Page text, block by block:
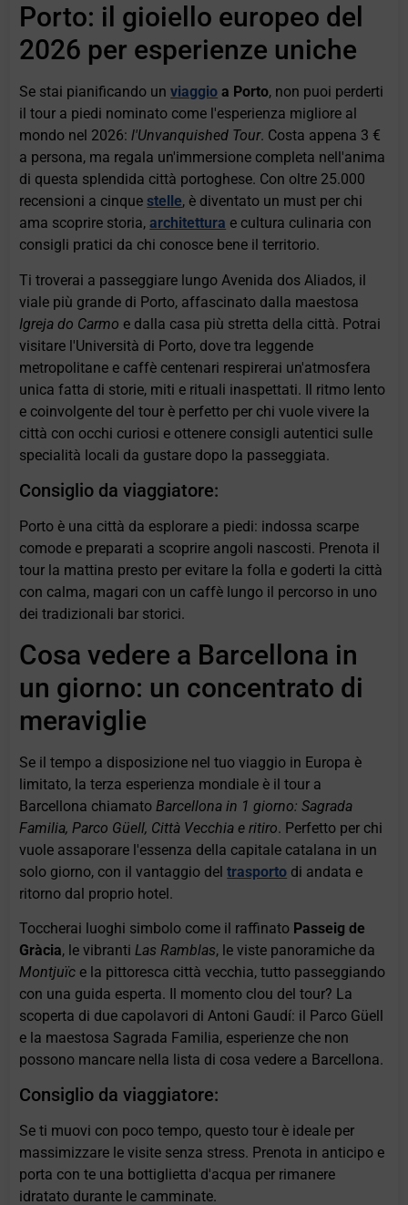
Porto: il gioiello europeo del
2026 per esperienze uniche
Se stai pianificando unviaggio a Porto, non puoi perderti
il tour a piedi nominato come l'esperienza migliore al
mondo nel 2026:l'Unvanquished Tour. Costa appena 3 €
a persona, ma regala un'immersione completa nell'anima
di questa splendida città portoghese. Con oltre 25.000
recensioni a cinquestelle, è diventato un must per chi
ama scoprire storia,architettura e cultura culinaria con
consigli pratici da chi conosce bene il territorio.
Ti troverai a passeggiare lungo Avenida dos Aliados, il
viale più grande di Porto, affascinato dalla maestosa
Igreja do Carmo e dalla casa più stretta della città. Potrai
visitare l'Università di Porto, dove tra leggende
metropolitane e caffè centenari respirerai un'atmosfera
unica fatta di storie, miti e rituali inaspettati. Il ritmo lento
e coinvolgente del tour è perfetto per chi vuole vivere la
città con occhi curiosi e ottenere consigli autentici sulle
specialità locali da gustare dopo la passeggiata.
Consiglio da viaggiatore:
Porto è una città da esplorare a piedi: indossa scarpe
comode e preparati a scoprire angoli nascosti. Prenota il
tour la mattina presto per evitare la folla e goderti la città
con calma, magari con un caffè lungo il percorso in uno
dei tradizionali bar storici.
Cosa vedere a Barcellona in
un giorno: un concentrato di
meraviglie
Se il tempo a disposizione nel tuo viaggio in Europa è
limitato, la terza esperienza mondiale è il tour a
Barcellona chiamato Barcellona in 1 giorno: Sagrada
Familia, Parco Güell, Città Vecchia e ritiro. Perfetto per chi
vuole assaporare l'essenza della capitale catalana in un
solo giorno, con il vantaggio deltrasporto di andata e
ritorno dal proprio hotel.
Toccherai luoghi simbolo come il raffinato Passeig de
Gràcia, le vibrantiLas Ramblas, le viste panoramiche da
Montjuïc e la pittoresca città vecchia, tutto passeggiando
con una guida esperta. Il momento clou del tour? La
scoperta di due capolavori di Antoni Gaudí: il Parco Güell
e la maestosa Sagrada Familia, esperienze che non
possono mancare nella lista di cosa vedere a Barcellona.
Consiglio da viaggiatore:
Se ti muovi con poco tempo, questo tour è ideale per
massimizzare le visite senza stress. Prenota in anticipo e
porta con te una bottiglietta d'acqua per rimanere
idratato durante le camminate.